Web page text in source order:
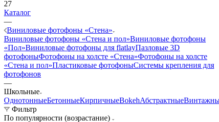
27
Каталог
—
Виниловые фотофоны «Стена»
Виниловые фотофоны «Стена и пол»Виниловые фотофоны
«Пол»Виниловые фотофоны для flatlayПазловые 3D
фотофоныФотофоны на холсте «Стена»Фотофоны на холсте
«Стена и пол»Пластиковые фотофоныСистемы крепления для
фотофонов
—
Школьные
ОднотонныеБетонныеКирпичныеBokehАбстрактные
Фильтр
По популярности (возрастание)